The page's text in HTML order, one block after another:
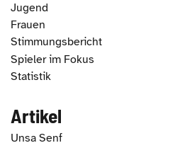
Jugend
Frauen
Stimmungsbericht
Spieler im Fokus
Statistik
Artikel
Unsa Senf